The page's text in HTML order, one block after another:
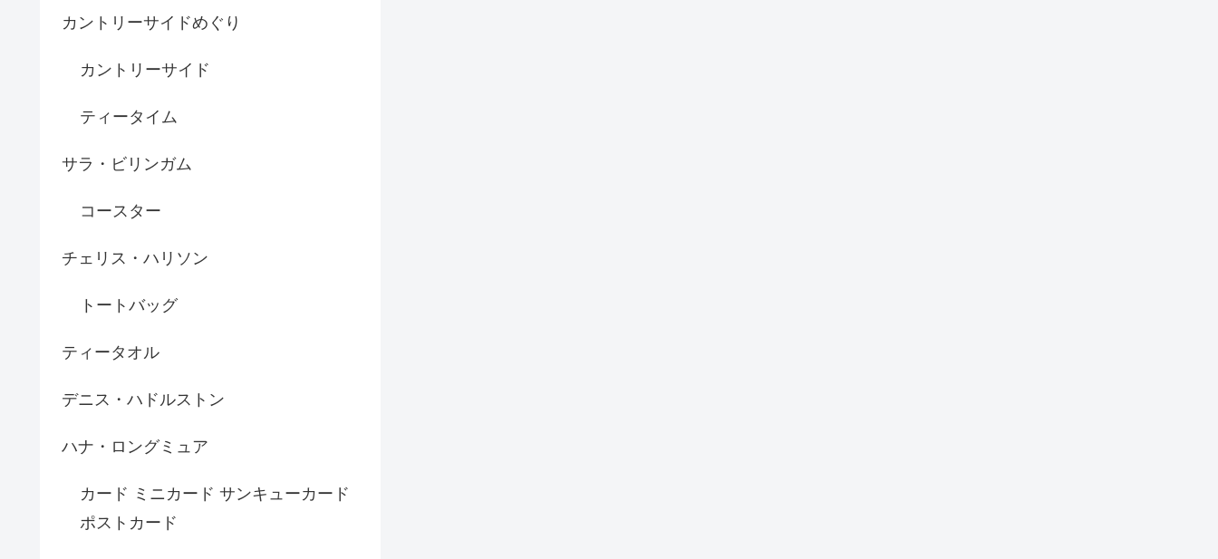
カントリーサイドめぐり
カントリーサイド
ティータイム
サラ・ビリンガム
コースター
チェリス・ハリソン
トートバッグ
ティータオル
デニス・ハドルストン
ハナ・ロングミュア
カード ミニカード サンキューカード
ポストカード